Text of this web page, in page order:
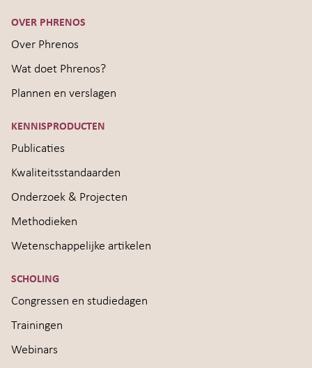
OVER PHRENOS
Over Phrenos
Wat doet Phrenos?
Plannen en verslagen
KENNISPRODUCTEN
Publicaties
Kwaliteitsstandaarden
Onderzoek & Projecten
Methodieken
Wetenschappelijke artikelen
SCHOLING
Congressen en studiedagen
Trainingen
Webinars